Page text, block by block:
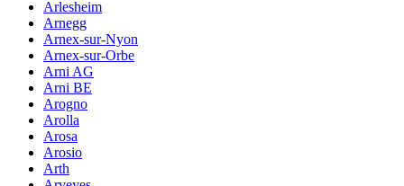
Arlesheim
Arnegg
Arnex-sur-Nyon
Arnex-sur-Orbe
Arni AG
Arni BE
Arogno
Arolla
Arosa
Arosio
Arth